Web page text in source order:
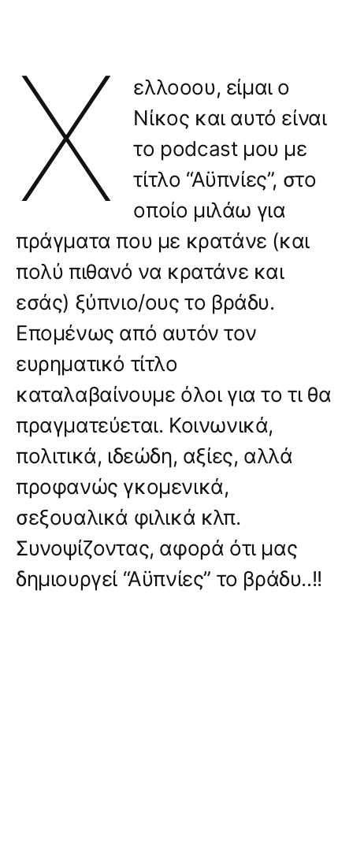
Χ
ελλοοου, είμαι ο
Νίκος και αυτό είναι
το podcast μου με
τίτλο “Αϋπνίες”, στο
οποίο μιλάω για
πράγματα που με κρατάνε (και
πολύ πιθανό να κρατάνε και
εσάς) ξύπνιο/ους το βράδυ.
Επομένως από αυτόν τον
ευρηματικό τίτλο
καταλαβαίνουμε όλοι για το τι θα
πραγματεύεται. Κοινωνικά,
πολιτικά, ιδεώδη, αξίες, αλλά
προφανώς γκομενικά,
σεξουαλικά φιλικά κλπ.
Συνοψίζοντας, αφορά ότι μας
δημιουργεί “Αϋπνίες” το βράδυ..!!